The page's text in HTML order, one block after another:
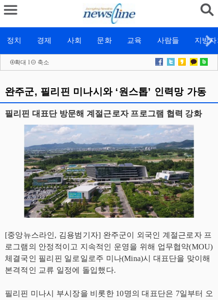
정치 경제 사회 문화 교육 사람들 지방
확대 l 축소
완주군, 필리핀 미나시와 ‘원스톱’ 인력망 가동
필리핀 대표단 방문해 계절근로자 프로그램 협력 강화
[중앙뉴스라인, 김용범기자] 완주군이 외국인 계절근로자 프
로그램의 안정적이고 지속적인 운영을 위해 업무협약(MOU)
체결국인 필리핀 일로일로주 미나(Mina)시 대표단을 맞이해
본격적인 교류 일정에 돌입했다.
필리핀 미나시 부시장을 비롯한 10명의 대표단은 7일부터 오